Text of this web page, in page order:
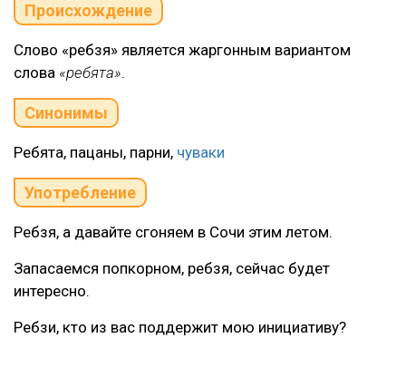
Происхождение
Слово «ребзя» является жаргонным вариантом
слова «ребята».
Синонимы
Ребята, пацаны, парни, чуваки
Употребление
Ребзя, а давайте сгоняем в Сочи этим летом.
Запасаемся попкорном, ребзя, сейчас будет
интересно.
Ребзи, кто из вас поддержит мою инициативу?